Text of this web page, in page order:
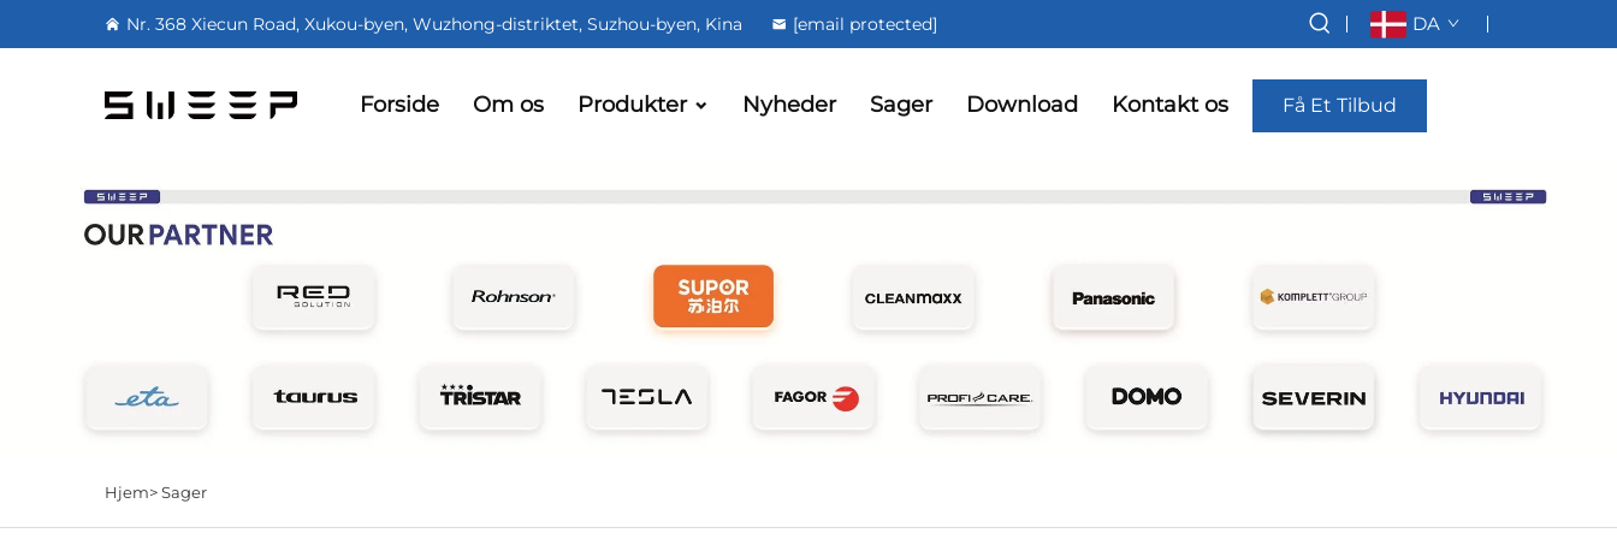
Nr. 368 Xiecun Road, Xukou-byen, Wuzhong-distriktet, Suzhou-byen, Kina [email protected] DA
Forside Om os Produkter Nyheder Sager Download Kontakt os Få Et Tilbud
Hjem>Sager